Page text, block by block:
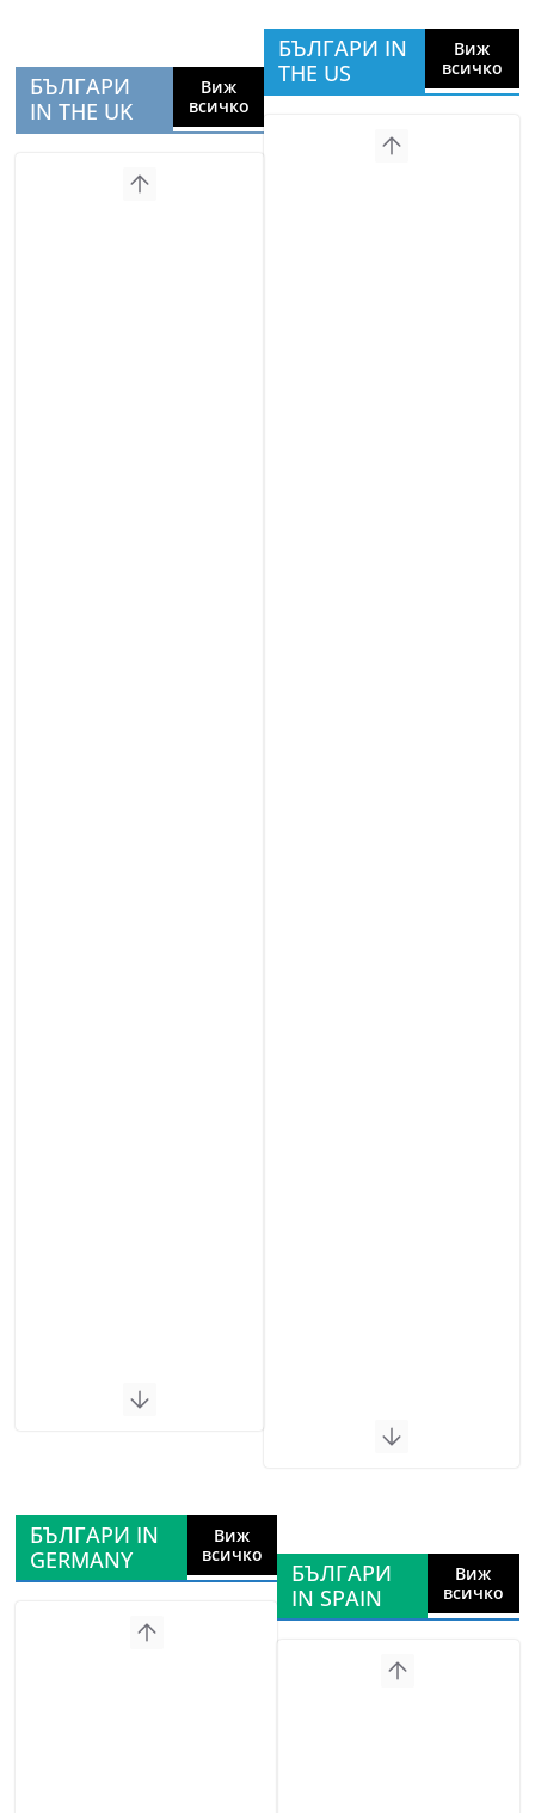
БЪЛГАРИ
IN THE UK
Виж
всичко
БЪЛГАРИ IN
THE US
Виж
всичко
БЪЛГАРИ IN
GERMANY
Виж
всичко
БЪЛГАРИ
IN SPAIN
Виж
всичко